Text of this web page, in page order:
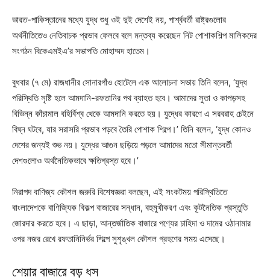
ভারত-পাকিস্তানের মধ্যে যুদ্ধ শুধু ওই দুই দেশেই নয়, পার্শ্ববর্তী রাষ্ট্রগুলোর
অর্থনীতিতেও নেতিবাচক প্রভাব ফেলবে বলে মন্তব্য করেছেন নিট পোশাকশিল্প মালিকদের
সংগঠন বিকেএমইএ’র সভাপতি মোহাম্মদ হাতেম।
বুধবার (৭ মে) রাজধানীর সোনারগাঁও হোটেলে এক আলোচনা সভায় তিনি বলেন, ‘যুদ্ধ
পরিস্থিতি সৃষ্টি হলে আমদানি-রফতানির পথ ব্যাহত হবে। আমাদের সুতা ও কাপড়সহ
বিভিন্ন কাঁচামাল বহির্বিশ্ব থেকে আমদানি করতে হয়। যুদ্ধের কারণে এ সরবরাহ চেইনে
বিঘ্ন ঘটবে, যার সরাসরি প্রভাব পড়বে তৈরি পোশাক শিল্পে।’ তিনি বলেন, ‘যুদ্ধ কোনও
দেশের জন্যই শুভ নয়। যুদ্ধের আগুন ছড়িয়ে পড়লে আমাদের মতো সীমান্তবর্তী
দেশগুলোও অর্থনৈতিকভাবে ক্ষতিগ্রস্ত হবে।’
নিরাপদ বাণিজ্য কৌশল জরুরি বিশেষজ্ঞরা বলছেন, এই সংকটময় পরিস্থিতিতে
বাংলাদেশকে বাণিজ্যিক বিকল্প বাজারের সন্ধান, বহুমুখীকরণ এবং কূটনৈতিক প্রস্তুতি
জোরদার করতে হবে। এ ছাড়া, আন্তর্জাতিক বাজারে পণ্যের চাহিদা ও দামের ওঠানামার
ওপর নজর রেখে রফতানিনির্ভর শিল্পে সুশৃঙ্খল কৌশল গ্রহণের সময় এসেছে।
শেয়ার বাজারে বড় ধস